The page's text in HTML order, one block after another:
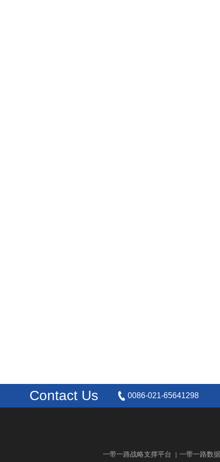
Contact Us 0086-021-65641298
一带一路战略支撑平台 一带一路数